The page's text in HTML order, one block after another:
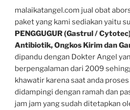
malaikatangel.com jual obat
paket yang kami sediakan yaitu
PENGGUGUR (Gastrul /
Antibiotik, Ongkos Kirim dan
dipandu dengan Dokter Angel
berpengalaman dari 2009
khawatir karena saat anda proses
didampingi dengan ramah dan
jam jam yang sudah ditetapkan